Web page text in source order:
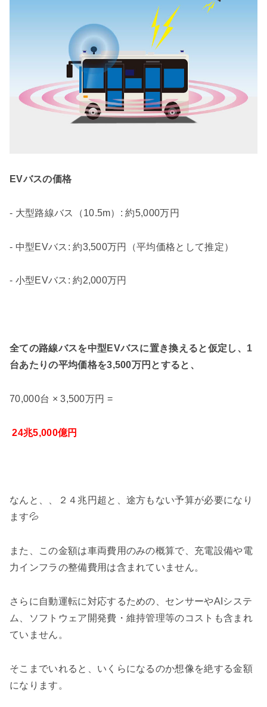
EVバスの価格
- 大型路線バス（10.5m）: 約5,000万円
- 中型EVバス: 約3,500万円（平均価格として推定）
- 小型EVバス: 約2,000万円
全ての路線バスを中型EVバスに置き換えると仮定し、1
台あたりの平均価格を3,500万円とすると、
70,000台 × 3,500万円 =
24兆5,000億円
なんと、、２４兆円超と、途方もない予算が必要になり
ます💦
また、この金額は車両費用のみの概算で、充電設備や電
力インフラの整備費用は含まれていません。
さらに自動運転に対応するための、センサーやAIシステ
ム、ソフトウェア開発費・維持管理等のコストも含まれ
ていません。
そこまでいれると、いくらになるのか想像を絶する金額
になります。